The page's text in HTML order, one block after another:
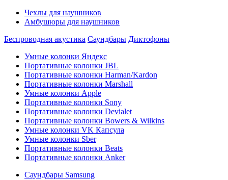
Чехлы для наушников
Амбушюры для наушников
Беспроводная акустика Саундбары Диктофоны
Умные колонки Яндекс
Портативные колонки JBL
Портативные колонки Harman/Kardon
Портативные колонки Marshall
Умные колонки Apple
Портативные колонки Sony
Портативные колонки Devialet
Портативные колонки Bowers & Wilkins
Умные колонки VK Капсула
Умные колонки Sber
Портативные колонки Beats
Портативные колонки Anker
Саундбары Samsung